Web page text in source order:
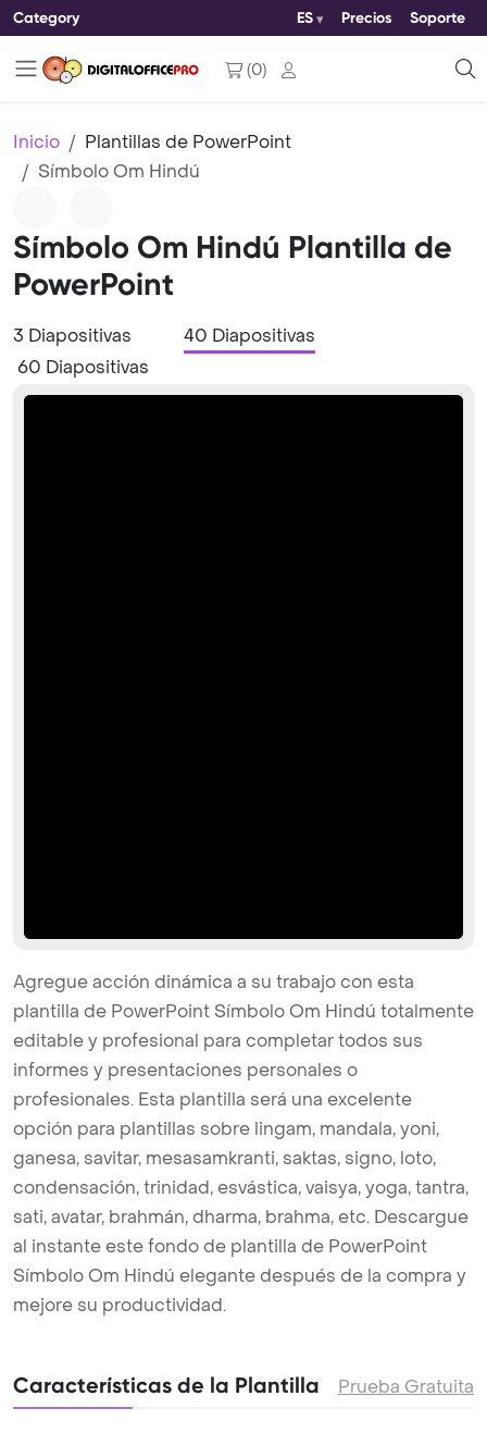
Category ES Precios Soporte
(0)
Inicio
Plantillas de PowerPoint
Símbolo Om Hindú
Símbolo Om Hindú Plantilla de
PowerPoint
3 Diapositivas
40 Diapositivas
60 Diapositivas
Agregue acción dinámica a su trabajo con esta
plantilla de PowerPoint Símbolo Om Hindú totalmente
editable y profesional para completar todos sus
informes y presentaciones personales o
profesionales. Esta plantilla será una excelente
opción para plantillas sobre lingam, mandala, yoni,
ganesa, savitar, mesasamkranti, saktas, signo, loto,
condensación, trinidad, esvástica, vaisya, yoga, tantra,
sati, avatar, brahmán, dharma, brahma, etc. Descargue
al instante este fondo de plantilla de PowerPoint
Símbolo Om Hindú elegante después de la compra y
mejore su productividad.
Características de la Plantilla Prueba Gratuita